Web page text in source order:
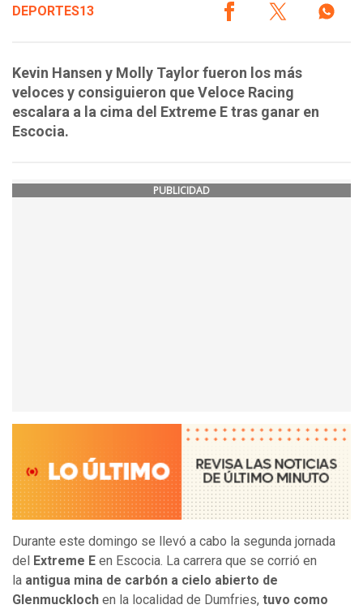
DEPORTES13
Kevin Hansen y Molly Taylor fueron los más
veloces y consiguieron que Veloce Racing
escalara a la cima del Extreme E tras ganar en
Escocia.
PUBLICIDAD
Durante este domingo se llevó a cabo la segunda jornada
del
Extreme E en Escocia. La carrera que se corrió en
la antigua mina de carbón a cielo abierto de
Glenmuckloch en la localidad de Dumfries, tuvo como